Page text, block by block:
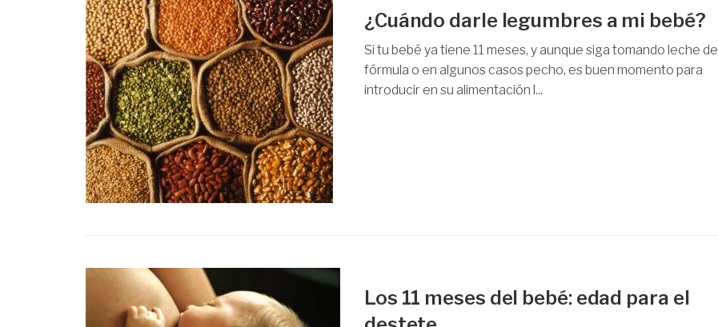
¿Cuándo darle legumbres a mi bebé?
Si tu bebé ya tiene 11 meses, y aunque siga tomando leche de
fórmula o en algunos casos pecho, es buen momento para
introducir en su alimentación l...
Los 11 meses del bebé: edad para el